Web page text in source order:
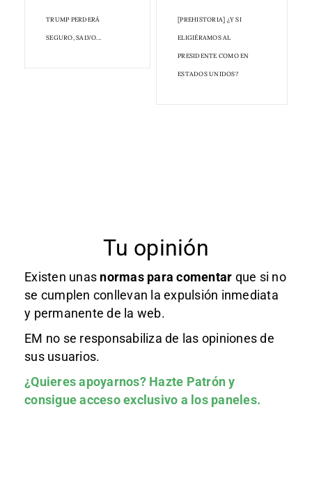
TRUMP PERDERÁ
SEGURO, SALVO...
[PREHISTORIA] ¿Y SI
ELIGIÉRAMOS AL
PRESIDENTE COMO EN
ESTADOS UNIDOS?
Tu opinión
Existen unas normas para comentar que si no
se cumplen conllevan la expulsión inmediata
y permanente de la web.
EM no se responsabiliza de las opiniones de
sus usuarios.
¿Quieres apoyarnos? Hazte Patróny
consigue acceso exclusivo a los paneles.